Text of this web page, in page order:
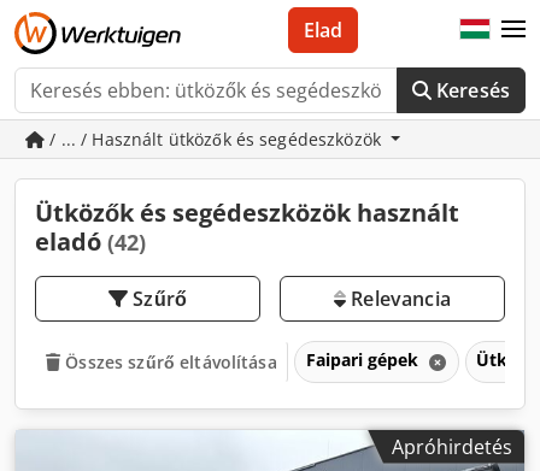
Keresés
Elad
/ ... / Használt ütközők és segédeszközök
Ütközők és segédeszközök használt
eladó (42)
Szűrő Relevancia
Összes szűrő eltávolítása Faipari gépek
Apróhirdetés